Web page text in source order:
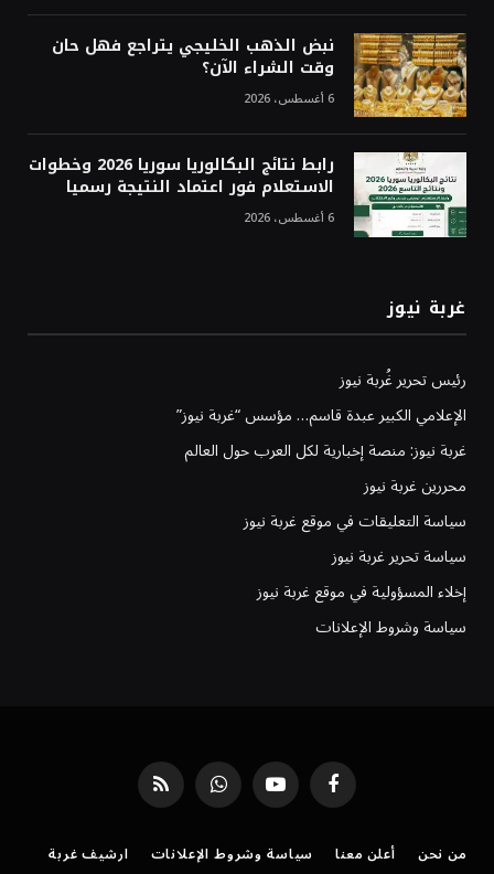
نبض الذهب الخليجي يتراجع فهل حان
وقت الشراء الآن؟
6 أغسطس، 2026
رابط نتائج البكالوريا سوريا 2026 وخطوات
الاستعلام فور اعتماد النتيجة رسميا
6 أغسطس، 2026
غربة نيوز
رئيس تحرير غُربة نيوز
الإعلامي الكبير عبدة قاسم… مؤسس “غربة نيوز”
غربة نيوز: منصة إخبارية لكل العرب حول العالم
محررين غربة نيوز
سياسة التعليقات في موقع غربة نيوز
سياسة تحرير غربة نيوز
إخلاء المسؤولية في موقع غربة نيوز
سياسة وشروط الإعلانات
فيسبوك يوتيوب واتساب RSS
من نحن أعلن معنا سياسة وشروط الإعلانات
ارشيف غربة